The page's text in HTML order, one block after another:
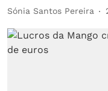
Sónia Santos Pereira